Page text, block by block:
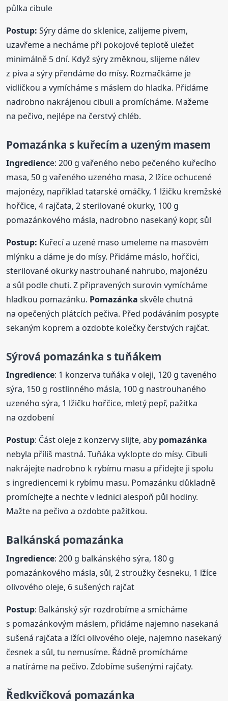
půlka cibule
Postup: Sýry dáme do sklenice, zalijeme pivem,
uzavřeme a necháme při pokojové teplotě uležet
minimálně 5 dní. Když sýry změknou, slijeme nálev
z piva a sýry přendáme do mísy. Rozmačkáme je
vidličkou a vymícháme s máslem do hladka. Přidáme
nadrobno nakrájenou cibuli a promícháme. Mažeme
na pečivo, nejlépe na čerstvý chléb.
Pomazánka s kuřecím a uzeným masem
Ingredience: 200 g vařeného nebo pečeného kuřecího
masa, 50 g vařeného uzeného masa, 2 lžíce ochucené
majonézy, například tatarské omáčky, 1 lžičku kremžské
hořčice, 4 rajčata, 2 sterilované okurky, 100 g
pomazánkového másla, nadrobno nasekaný kopr, sůl
Postup: Kuřecí a uzené maso umeleme na masovém
mlýnku a dáme je do mísy. Přidáme máslo, hořčici,
sterilované okurky nastrouhané nahrubo, majonézu
a sůl podle chuti. Z připravených surovin vymícháme
hladkou pomazánku. Pomazánka skvěle chutná
na opečených plátcích pečiva. Před podáváním posypte
sekaným koprem a ozdobte kolečky čerstvých rajčat.
Sýrová pomazánka s tuňákem
Ingredience: 1 konzerva tuňáka v oleji, 120 g taveného
sýra, 150 g rostlinného másla, 100 g nastrouhaného
uzeného sýra, 1 lžičku hořčice, mletý pepř, pažitka
na ozdobení
Postup: Část oleje z konzervy slijte, aby pomazánka
nebyla příliš mastná. Tuňáka vyklopte do mísy. Cibuli
nakrájejte nadrobno k rybímu masu a přidejte ji spolu
s ingrediencemi k rybímu masu. Pomazánku důkladně
promíchejte a nechte v lednici alespoň půl hodiny.
Mažte na pečivo a ozdobte pažitkou.
Balkánská pomazánka
Ingredience: 200 g balkánského sýra, 180 g
pomazánkového másla, sůl, 2 stroužky česneku, 1 lžíce
olivového oleje, 6 sušených rajčat
Postup: Balkánský sýr rozdrobíme a smícháme
s pomazánkovým máslem, přidáme najemno nasekaná
sušená rajčata a lžíci olivového oleje, najemno nasekaný
česnek a sůl, tu nemusíme. Řádně promícháme
a natíráme na pečivo. Zdobíme sušenými rajčaty.
Ředkvičková pomazánka